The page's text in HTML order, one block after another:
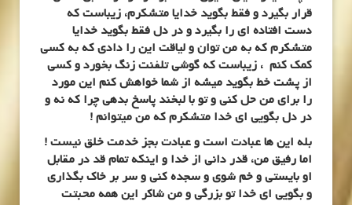
قرار بگیرد و فقط بگوید خدایا متشکرم، زیباست که
دست افتاده ای را بگیرد و در دل فقط بگوید خدایا
متشکرم که به من توان و لیاقت این را دادی که به کسی
کمک کنم ، زیباست که گوشی تلفنت زنگ بخورد و کسی
از پشت خط بگوید میشه از شما خواهش کنم این مورد
را برای من حل کنی و تو با لبخند پاسخ بدهی چرا که نه و
در دل بگویی ای خدا متشکرم که من میتوانم !
بله این ها عبادت است و عبادت بجز خدمت خلق نیست !
اما رفیق من، قدر دانی از خدا و اینکه تمام قد در مقابل
او بایستی و خم شوی و سجده کنی و سر بر خاک بگذاری
و بگویی ای خدا تو بزرگی و من شاکر این همه محبتت